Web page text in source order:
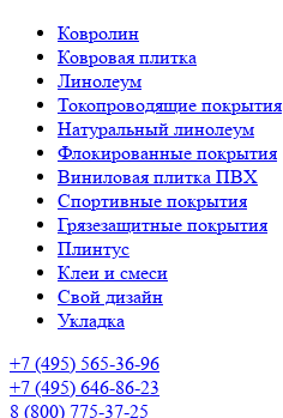
Ковролин
Ковровая плитка
Линолеум
Токопроводящие покрытия
Натуральный линолеум
Флокированные покрытия
Виниловая плитка ПВХ
Спортивные покрытия
Грязезащитные покрытия
Плинтус
Клеи и смеси
Свой дизайн
Укладка
+7 (495) 565-36-96
+7 (495) 646-86-23
8 (800) 775-37-25